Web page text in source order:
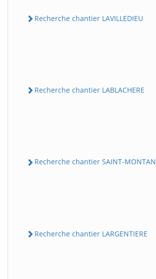
Recherche chantier LAVILLEDIEU
Recherche chantier LABLACHERE
Recherche chantier SAINT-MONTAN
Recherche chantier LARGENTIERE